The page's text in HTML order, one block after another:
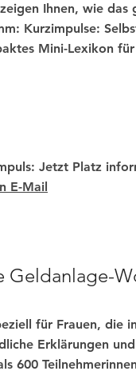
Ihnen, wie
Kurzimpulse:
Mini-Lexikon
Jetzt Platz
E-Mail
Geldanlage-
für Frauen, die
Erklärungen
600